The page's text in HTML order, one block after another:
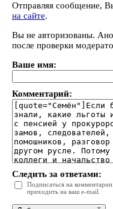
Отправляя сообщение,
на сайте.
Вы не авторизованы.
после проверки
Ваше имя:
Комментарий:
Следить за ответами:
Подписаться на
приходить на ваш e-mail.